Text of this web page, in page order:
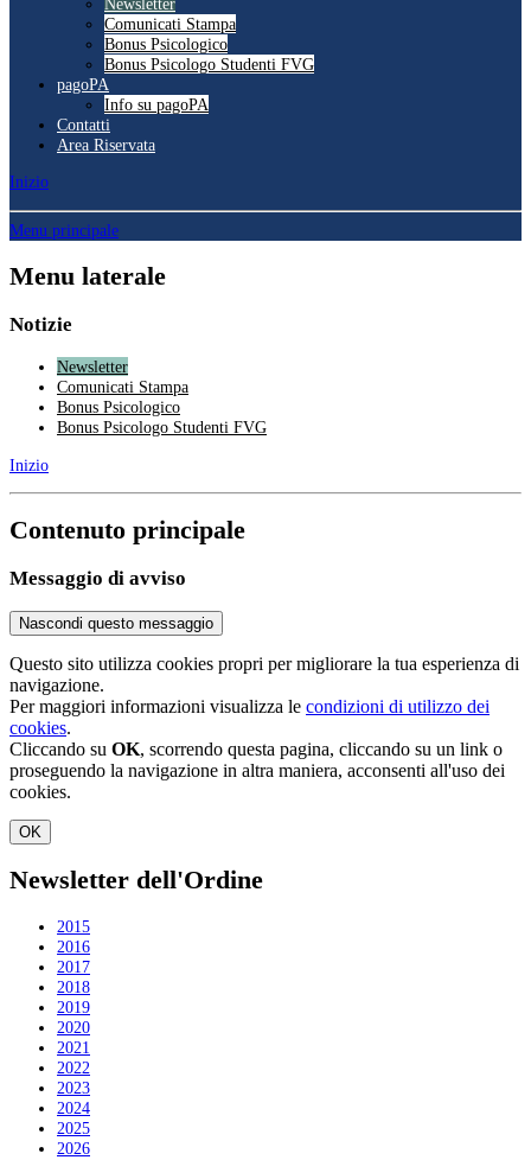
Comunicati Stampa
Bonus Psicologico
Bonus Psicologo Studenti FVG
pagoPA
Info su pagoPA
Contatti
Area Riservata
Inizio
Menu principale
Menu laterale
Notizie
Newsletter
Comunicati Stampa
Bonus Psicologico
Bonus Psicologo Studenti FVG
Inizio
Contenuto principale
Messaggio di avviso
Nascondi questo messaggio
Questo sito utilizza cookies propri per migliorare la tua esperienza di
navigazione.
Per maggiori informazioni visualizza le condizioni di utilizzo dei
cookies.
Cliccando su OK, scorrendo questa pagina, cliccando su un link o
proseguendo la navigazione in altra maniera, acconsenti all'uso dei
cookies.
OK
Newsletter dell'Ordine
2015
2016
2017
2018
2019
2020
2021
2022
2023
2024
2025
2026